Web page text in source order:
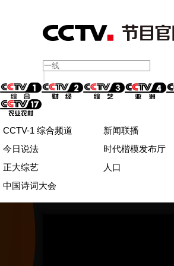
CCTV-1 综合频道 新闻联播
今日说法
时代楷模发布厅
正大综艺
人口
中国诗词大会